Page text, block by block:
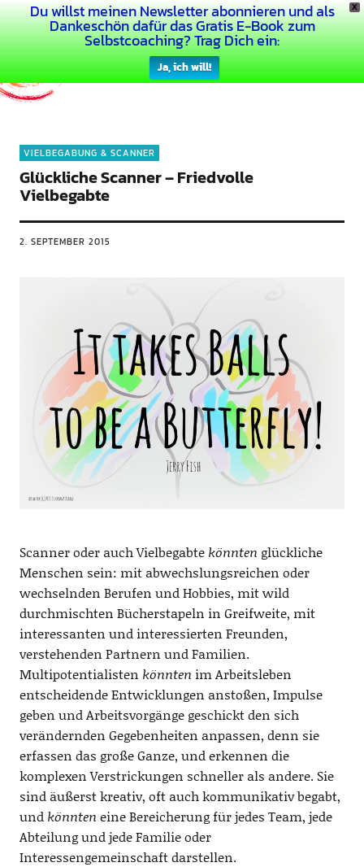
X
Du willst meinen Newsletter abonnieren und als
Dankeschön dafür das Gratis E-Book zum
Selbstcoaching? Trag Dich ein:
Ja, ich will!
Dein Buntes Leben
VIELBEGABUNG & SCANNER
Glückliche Scanner – Friedvolle
Vielbegabte
2. SEPTEMBER 2015
Scanner oder auch Vielbegabte könnten glückliche
Menschen sein: mit abwechslungsreichen oder
wechselnden Berufen und Hobbies, mit wild
durchmischten Bücherstapeln in Greifweite, mit
interessanten und interessierten Freunden,
verstehenden Partnern und Familien.
Multipotentialisten könnten im Arbeitsleben
entscheidende Entwicklungen anstoßen, Impulse
geben und Arbeitsvorgänge geschickt den sich
verändernden Gegebenheiten anpassen, denn sie
erfassen das große Ganze, und erkennen die
komplexen Verstrickungen schneller als andere. Sie
sind äußerst kreativ, oft auch kommunikativ begabt,
und könnten eine Bereicherung für jedes Team, jede
Abteilung und jede Familie oder
Interessengemeinschaft darstellen.